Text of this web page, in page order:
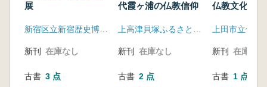
展
新宿区立新宿歴史博物館
新刊 在庫なし
古書 3 点
代霞ヶ浦の仏教信仰
上高津貝塚ふるさと歴史の広場
新刊 在庫なし
古書 2 点
仏教文化と
新刊 在庫なし
古書 1 点